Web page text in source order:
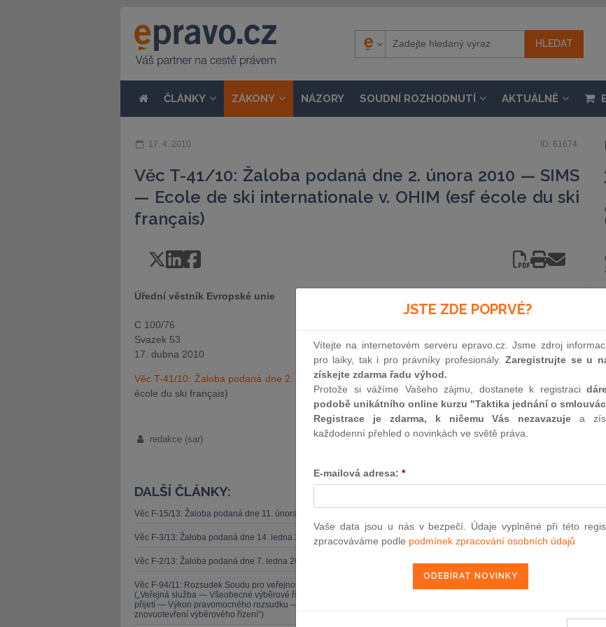
ČLÁNKY ZÁKONY NÁZORY SOUDNÍ ROZHODNUTÍ AKTUÁLNĚ
17. 4. 2010 ID: 61674
Věc T-41/10: Žaloba podaná dne 2. února 2010 — SIMS
— Ecole de ski internationale v. OHIM (esf école du ski
français)
Úřední věstník Evropské unie
C 100/76
Svazek 53
17. dubna 2010
Věc T-41/10: Žaloba podaná dne 2. února 2010— SIMS — Ecole de ski internationale v. OHIM (esf
école du ski français)
redakce (sar)
DALŠÍ ČLÁNKY:
Věc F-15/13: Žaloba podaná dne 11. února 2013 — ZZ v. Komise
Věc F-3/13: Žaloba podaná dne 14. ledna 2013 — CK v. Komise
Věc F-2/13: Žaloba podaná dne 7. ledna 2013 — ZZ v. Komise
Věc F-94/11: Rozsudek Soudu pro veřejnou službu (druhého senátu) ze dne 21. března 2013 — Brune v. Komise
(„Veřejná služba — Všeobecné výběrové řízení — Zrušení rozhodnutí o nezapsání na seznam uchazečů vhodných k
přijetí — Výkon pravomocného rozsudku — Zásada legality — Námitka protiprávnosti vznesená proti rozhodnutí o
znovuotevření výběrového řízení“)
JSTE ZDE POPRVÉ?
Vítejte na internetovém serveru epravo.cz. Jsme zdroj
pro laiky, tak i pro právníky profesionály.Zaregistrujte se u
získejte zdarma řadu výhod.
Protože si vážíme Vašeho zájmu, dostanete k registraci
podobě unikátního online kurzu "Taktika jednání o
Registrace je zdarma, k ničemu Vás nezavazuje a
každodenní přehled o novinkách ve světě práva.
E-mailová adresa: *
Vaše data jsou u nás v bezpečí. Údaje vyplněné při této
zpracováváme podle podmínek zpracování osobních údajů